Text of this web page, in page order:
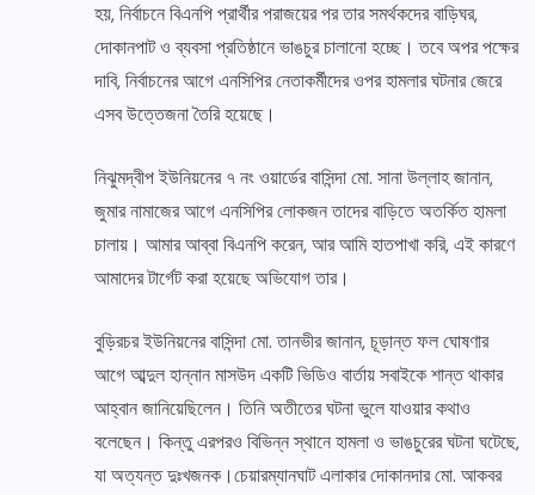
হয়, নির্বাচনে বিএনপি প্রার্থীর পরাজয়ের পর তার সমর্থকদের বাড়িঘর,
দোকানপাট ও ব্যবসা প্রতিষ্ঠানে ভাঙচুর চালানো হচ্ছে। তবে অপর পক্ষের
দাবি, নির্বাচনের আগে এনসিপির নেতাকর্মীদের ওপর হামলার ঘটনার জেরে
এসব উত্তেজনা তৈরি হয়েছে।
নিঝুমদ্বীপ ইউনিয়নের ৭ নং ওয়ার্ডের বাসিন্দা মো. সানা উল্লাহ জানান,
জুমার নামাজের আগে এনসিপির লোকজন তাদের বাড়িতে অতর্কিত হামলা
চালায়। আমার আব্বা বিএনপি করেন, আর আমি হাতপাখা করি, এই কারণে
আমাদের টার্গেট করা হয়েছে অভিযোগ তার।
বুড়িরচর ইউনিয়নের বাসিন্দা মো. তানভীর জানান, চূড়ান্ত ফল ঘোষণার
আগে আব্দুল হান্নান মাসউদ একটি ভিডিও বার্তায় সবাইকে শান্ত থাকার
আহ্বান জানিয়েছিলেন। তিনি অতীতের ঘটনা ভুলে যাওয়ার কথাও
বলেছেন। কিন্তু এরপরও বিভিন্ন স্থানে হামলা ও ভাঙচুরের ঘটনা ঘটেছে,
যা অত্যন্ত দুঃখজনক।চেয়ারম্যানঘাট এলাকার দোকানদার মো. আকবর